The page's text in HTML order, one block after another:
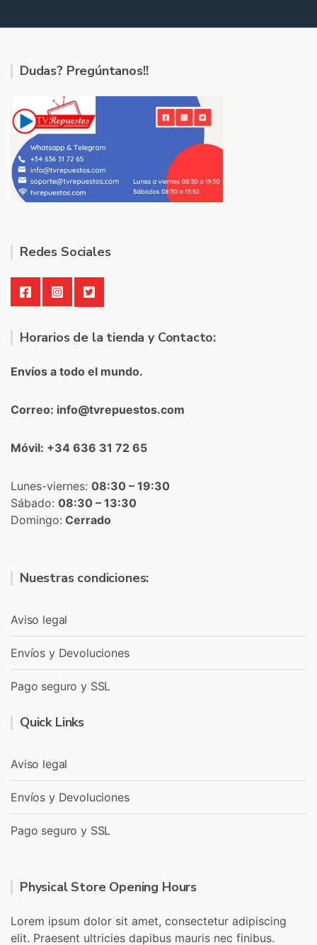
Dudas? Pregúntanos!!
Redes Sociales
Horarios de la tienda y Contacto:
Envíos a todo el mundo.
Correo: info@tvrepuestos.com
Móvil: +34 636 31 72 65
Lunes-viernes: 08:30 – 19:30
Sábado: 08:30 – 13:30
Domingo: Cerrado
Nuestras condiciones:
Aviso legal
Envíos y Devoluciones
Pago seguro y SSL
Quick Links
Aviso legal
Envíos y Devoluciones
Pago seguro y SSL
Physical Store Opening Hours
Lorem ipsum dolor sit amet, consectetur adipiscing
elit. Praesent ultricies dapibus mauris nec finibus.